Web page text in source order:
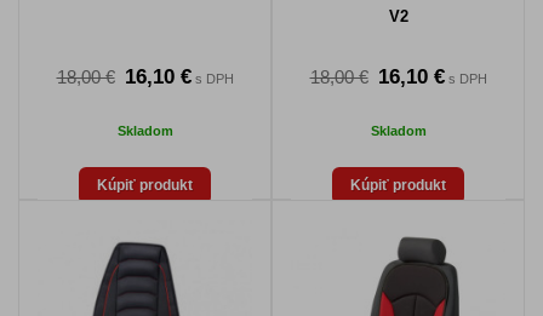
18,00 € 16,10 €s DPH
Skladom
Kúpiť produkt
V2
18,00 € 16,10 €s DPH
Skladom
Kúpiť produkt